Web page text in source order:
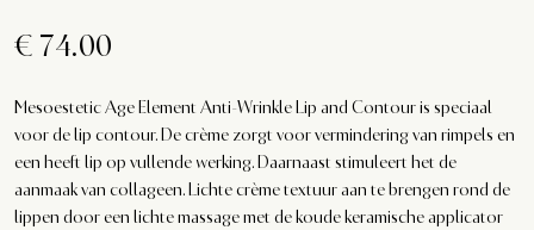
€ 74.00
Mesoestetic Age Element Anti-Wrinkle Lip and Contour is speciaal
voor de lip contour. De crème zorgt voor vermindering van rimpels en
een heeft lip op vullende werking. Daarnaast stimuleert het de
aanmaak van collageen. Lichte crème textuur aan te brengen rond de
lippen door een lichte massage met de koude keramische applicator